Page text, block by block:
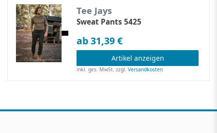
Tee Jays
Sweat Pants 5425
ab 31,39 €
Artikel anzeigen
inkl. ges. MwSt. zzgl.Versandkosten